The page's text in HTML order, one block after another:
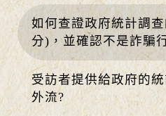
如何查證政府統計調
分)，並確認不是詐騙
受訪者提供給政府的
外流?